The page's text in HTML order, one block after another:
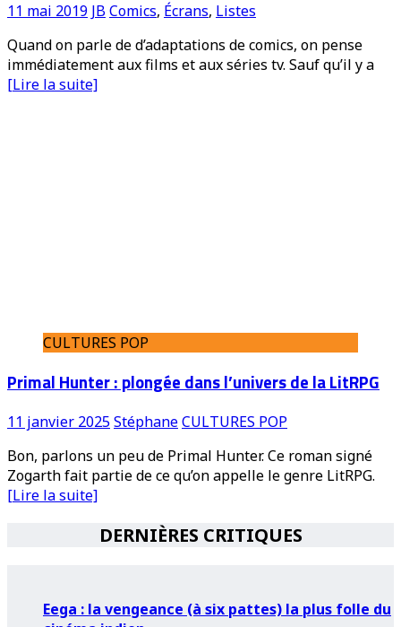
11 mai 2019 JBComics, Écrans, Listes
Quand on parle de d’adaptations de comics, on pense
immédiatement aux films et aux séries tv. Sauf qu’il y a
[Lire la suite]
CULTURES POP
Primal Hunter : plongée dans l’univers de la LitRPG
11 janvier 2025StéphaneCULTURES POP
Bon, parlons un peu de Primal Hunter. Ce roman signé
Zogarth fait partie de ce qu’on appelle le genre LitRPG.
[Lire la suite]
DERNIÈRES CRITIQUES
Eega : la vengeance (à six pattes) la plus folle du